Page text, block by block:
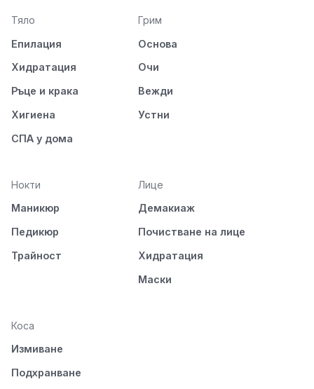
Тяло
Епилация
Хидратация
Ръце и крака
Хигиена
СПА у дома
Грим
Основа
Очи
Вежди
Устни
Нокти
Маникюр
Педикюр
Трайност
Лице
Демакиаж
Почистване на лице
Хидратация
Маски
Коса
Измиване
Подхранване